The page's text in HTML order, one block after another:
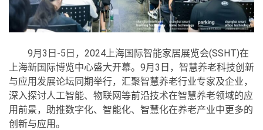
9月3日-5日，2024上海国际智能家居展览会(SSHT)在
上海新国际博览中心盛大开幕。9月3日，智慧养老科技创新
与应用发展论坛同期举行，汇聚智慧养老行业专家及企业，
深入探讨人工智能、物联网等前沿技术在智慧养老领域的应
用前景，助推数字化、智能化、智慧化在养老产业中更多的
创新与应用。